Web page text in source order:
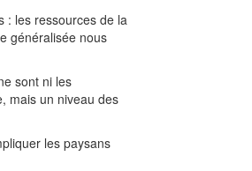
: les ressources de la
généralisée nous
sont ni les
mais un niveau des
les paysans